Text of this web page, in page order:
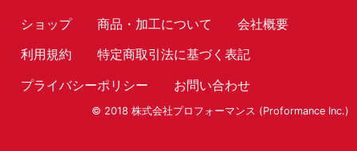
ショップ 商品・加工について
会社概要
利用規約
特定商取引法に基づく表記
プライバシーポリシー
お問い合わせ
© 2018 株式会社プロフォーマンス (Proformance Inc.)